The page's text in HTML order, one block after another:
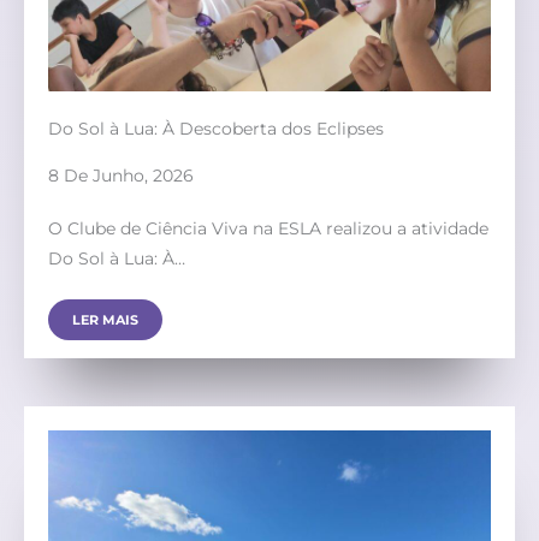
Do Sol à Lua: À Descoberta dos Eclipses
8 De Junho, 2026
O Clube de Ciência Viva na ESLA realizou a atividade
Do Sol à Lua: À…
LER MAIS